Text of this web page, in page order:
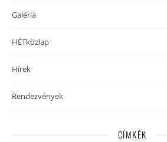
Galéria
HÉTközlap
Hírek
Rendezvények
CÍMKÉK